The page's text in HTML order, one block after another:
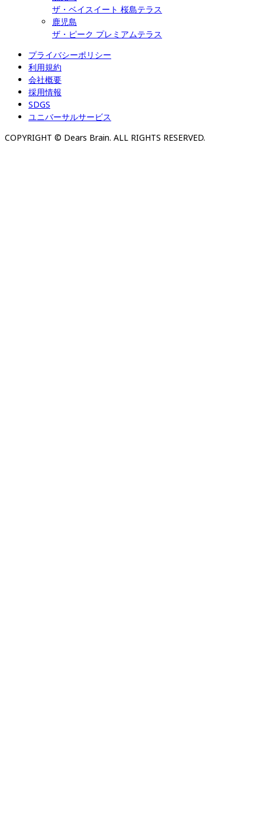
ザ・ベイスイート 桜島テラス
鹿児島
ザ・ピーク プレミアムテラス
プライバシーポリシー
利用規約
会社概要
採用情報
SDGS
ユニバーサルサービス
COPYRIGHT © Dears Brain. ALL RIGHTS RESERVED.